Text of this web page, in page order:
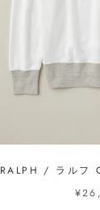
RALPH / ラルフ